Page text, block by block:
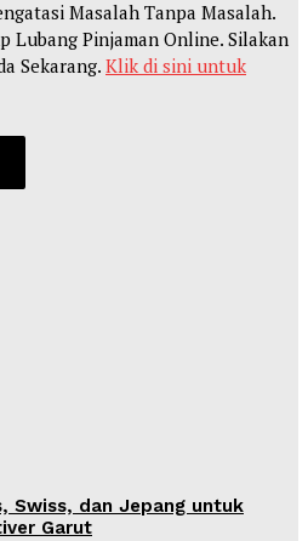
Masalah Tanpa Masalah.
Lubang Pinjaman Online. Silakan
Sekarang. Klik di sini untuk
Swiss, dan Jepang untuk
Garut